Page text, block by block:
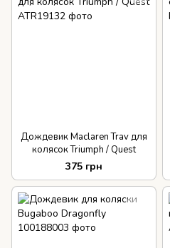
Дождевик Maclaren Trav для
колясок Triumph / Quest
375 грн